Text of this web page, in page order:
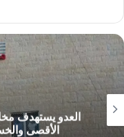
العدو يستهدف
الأقصى